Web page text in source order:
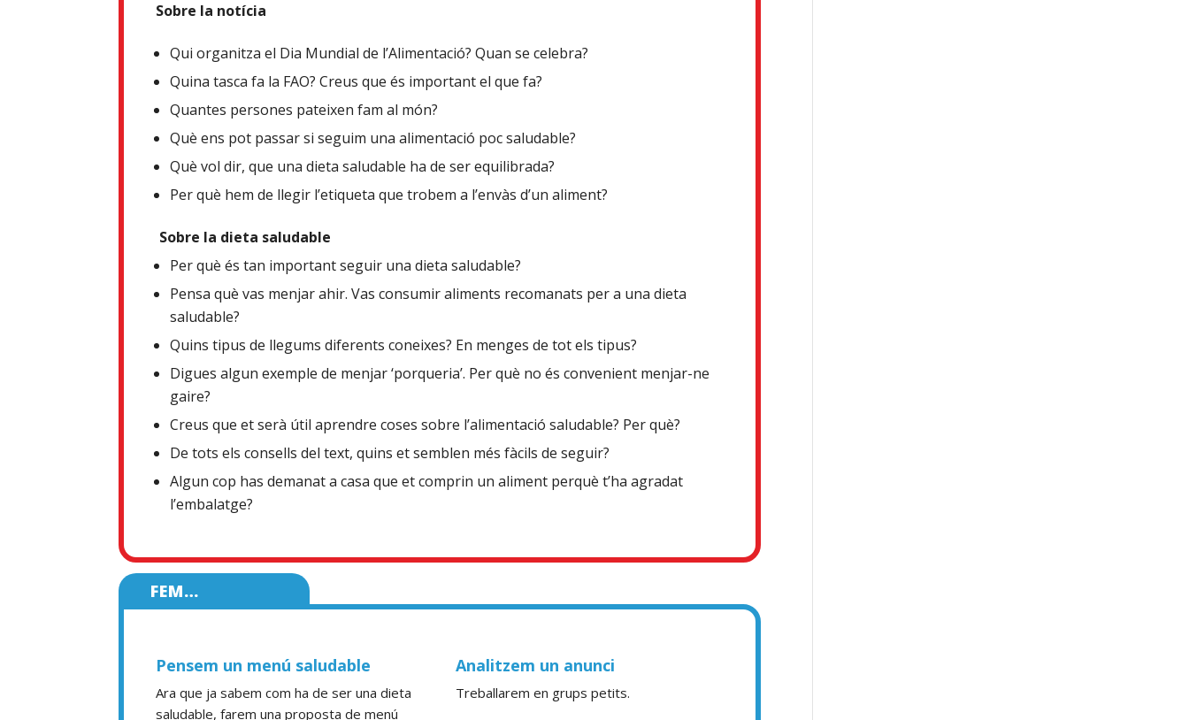
Sobre la notícia
Qui organitza el Dia Mundial de l’Alimentació? Quan se celebra?
Quina tasca fa la FAO? Creus que és important el que fa?
Quantes persones pateixen fam al món?
Què ens pot passar si seguim una alimentació poc saludable?
Què vol dir, que una dieta saludable ha de ser equilibrada?
Per què hem de llegir l’etiqueta que trobem a l’envàs d’un aliment?
Sobre la dieta saludable
Per què és tan important seguir una dieta saludable?
Pensa què vas menjar ahir. Vas consumir aliments recomanats per a una dieta
saludable?
Quins tipus de llegums diferents coneixes? En menges de tot els tipus?
Digues algun exemple de menjar ‘porqueria’. Per què no és convenient menjar-ne
gaire?
Creus que et serà útil aprendre coses sobre l’alimentació saludable? Per què?
De tots els consells del text, quins et semblen més fàcils de seguir?
Algun cop has demanat a casa que et comprin un aliment perquè t’ha agradat
l’embalatge?
FEM…
Pensem un menú saludable
Ara que ja sabem com ha de ser una dieta
saludable, farem una proposta de menú
Analitzem un anunci
Treballarem en grups petits.